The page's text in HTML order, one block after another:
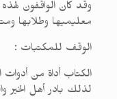
وقد كان الواقفون
معليميها وطلابها
الوقف للمكتبات :
الكتاب أداة من أدوات
لذلك بادر أهل الخير